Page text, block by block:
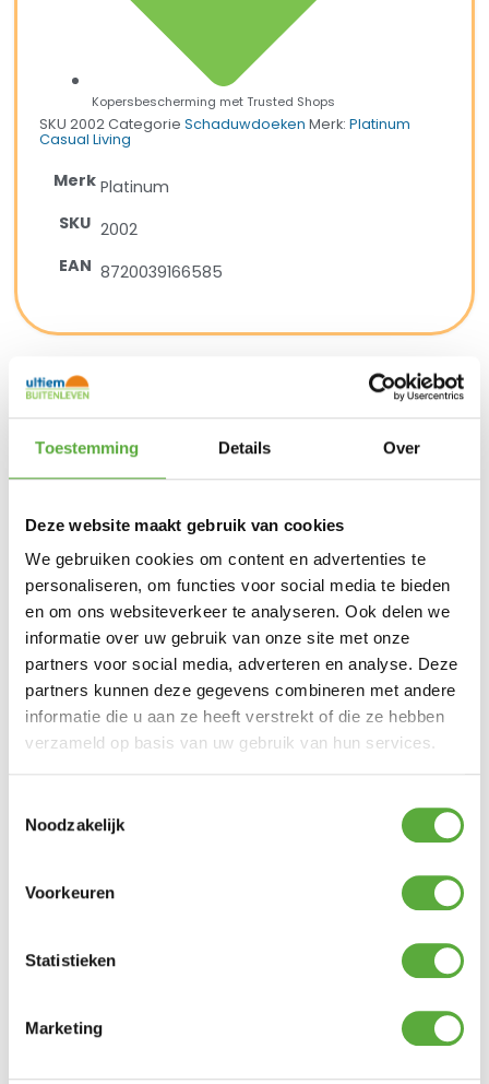
Toestemming Details Over
Deze website maakt gebruik van cookies
We gebruiken cookies om content en advertenties te
personaliseren, om functies voor social media te bieden
en om ons websiteverkeer te analyseren. Ook delen we
informatie over uw gebruik van onze site met onze
partners voor social media, adverteren en analyse. Deze
partners kunnen deze gegevens combineren met andere
informatie die u aan ze heeft verstrekt of die ze hebben
verzameld op basis van uw gebruik van hun services.
Noodzakelijk
Voorkeuren
Statistieken
Marketing
Kopersbescherming met Trusted Shops
SKU2002Categorie Schaduwdoeken Merk:Platinum
Casual Living
Merk Platinum
SKU 2002
EAN 8720039166585
BIJPASSENDE ACCESSOIRES EN ALTERNATIEVE
PRODUCTEN
7,95
Platinum Sun & Shade M8 Spanmoer 2x haak RVS
Platinum Sun & Shade Bout met oog voor paal
M8x100mm
Platinum Sun & Shade Plaat met oog RVS